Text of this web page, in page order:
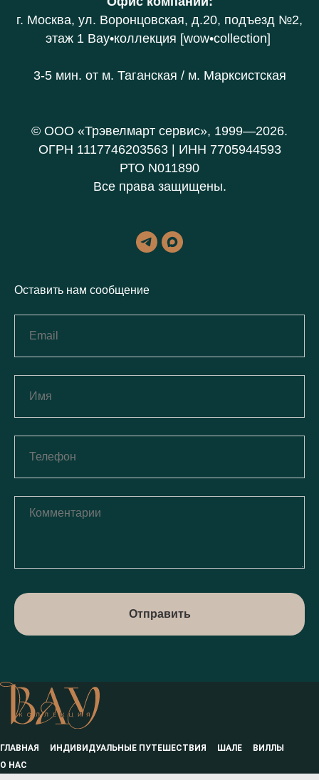
г. Москва, ул. Воронцовская, д.20, подъезд №2,
этаж 1 Вау•коллекция [wow•collection]
3-5 мин. от м. Таганская / м. Марксистская
© ООО «Трэвелмарт сервис», 1999—2026.
ОГРН 1117746203563 | ИНН 7705944593
РТО N011890
Все права защищены.
Оставить нам сообщение
Отправить
ГЛАВНАЯ ИНДИВИДУАЛЬНЫЕ ПУТЕШЕСТВИЯ ШАЛЕ
ВИЛЛЫ
О НАС